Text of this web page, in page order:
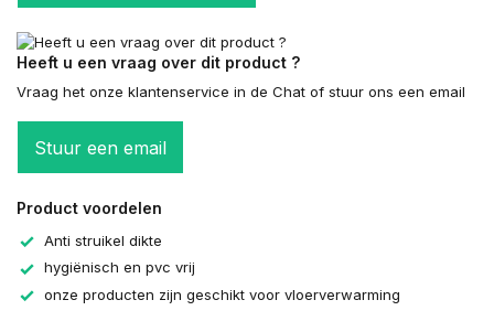
Heeft u een vraag over dit product ?
Vraag het onze klantenservice in de Chat of stuur ons een email
Stuur een email
Product voordelen
Anti struikel dikte
hygiënisch en pvc vrij
onze producten zijn geschikt voor vloerverwarming